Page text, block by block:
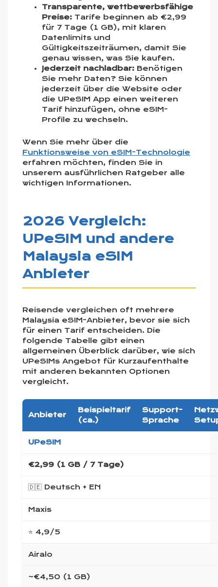
Transparente, wettbewerbsfähige
Preise: Tarife beginnen ab €2,99
für 7 Tage (1 GB), mit klaren
Datenlimits und
Gültigkeitszeiträumen, damit Sie
genau wissen, was Sie kaufen.
Jederzeit nachladbar: Benötigen
Sie mehr Daten? Sie können
jederzeit über die Website oder
die UPeSIM App einen weiteren
Tarif hinzufügen, ohne eSIM-
Profile zu wechseln.
Wenn Sie mehr über die
Funktionsweise von eSIM-Technologie
erfahren möchten, finden Sie in
unserem ausführlichen Ratgeber alle
wichtigen Informationen.
2026 Vergleich:
UPeSIM und andere
Malaysia eSIM
Anbieter
Reisende vergleichen oft mehrere
Malaysia eSIM-Anbieter, bevor sie sich
für einen Tarif entscheiden. Die
folgende Tabelle gibt einen
allgemeinen Überblick darüber, wie sich
UPeSIMs Angebot für Kurzaufenthalte
mit anderen bekannten Optionen
vergleicht.
Anbieter
Beispieltarif
(ca.)
Support-
Sprache
UPeSIM
€2,99 (1 GB / 7 Tage)
🇩🇪 Deutsch + EN
Maxis
⭐ 4,9/5
Airalo
~€4,50 (1 GB)